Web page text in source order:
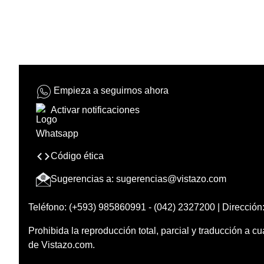
Empieza a seguirnos ahora
Activar notificaciones
Código ética
Sugerencias a: sugerencias@vistazo.com
Teléfono: (+593) 985860991 - (042) 2327200 |
Prohibida la reproducción total, parcial y traducción a
de Vistazo.com.